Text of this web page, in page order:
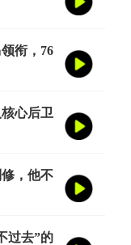
衔，76
心后卫
」正
，他不
过去”的